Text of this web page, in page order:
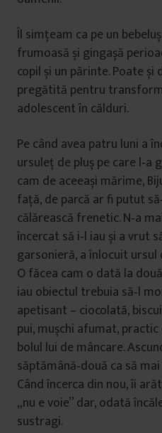
Îl simțeam ca pe un
frumoasă și gingașă
copil și un părinte. Poate și
pregătită pentru
adolescent în călduri.
Pe când avea patru luni a
ursuleț de pluș pe care l‑a
cam de aceeași mărime,
față, de parcă ar fi putut
călărească frenetic. N‑a
încercat să i‑l iau și a vrut
garsonieră, a înlocuit ursul
O făcea cam o dată la
iau obiectul trebuia să‑l
apetisant – ciocolată,
pui, mușchi afumat,
bolul lui de mâncare.
săptămână‑două ca să
Când încerca din nou, îi
„nu e voie” dar, odată
sustragi.